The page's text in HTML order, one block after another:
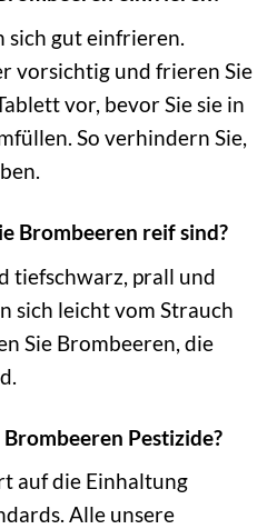
sich gut einfrieren.
vorsichtig und frieren Sie
vor, bevor Sie sie in
So verhindern Sie,
Brombeeren reif sind?
tiefschwarz, prall und
sich leicht vom Strauch
Sie Brombeeren, die
Pestizide?
auf die Einhaltung
Alle unsere